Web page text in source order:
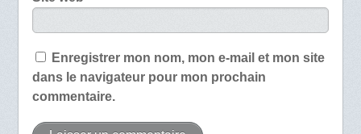
Enregistrer mon nom, mon e-mail et mon site
dans le navigateur pour mon prochain
commentaire.